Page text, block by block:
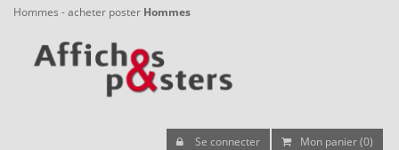
Hommes - acheter poster Hommes
Se connecter Mon panier (0)